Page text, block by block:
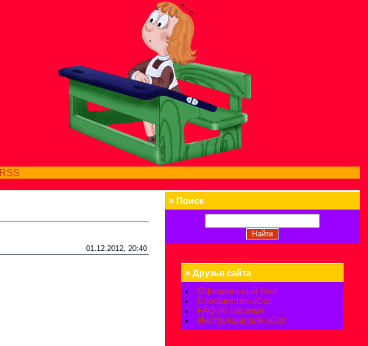
RSS
01.12.2012, 20:40
» Поиск
» Друзья сайта
Официальный блог
Сообщество uCoz
FAQ по системе
Инструкции для uCoz